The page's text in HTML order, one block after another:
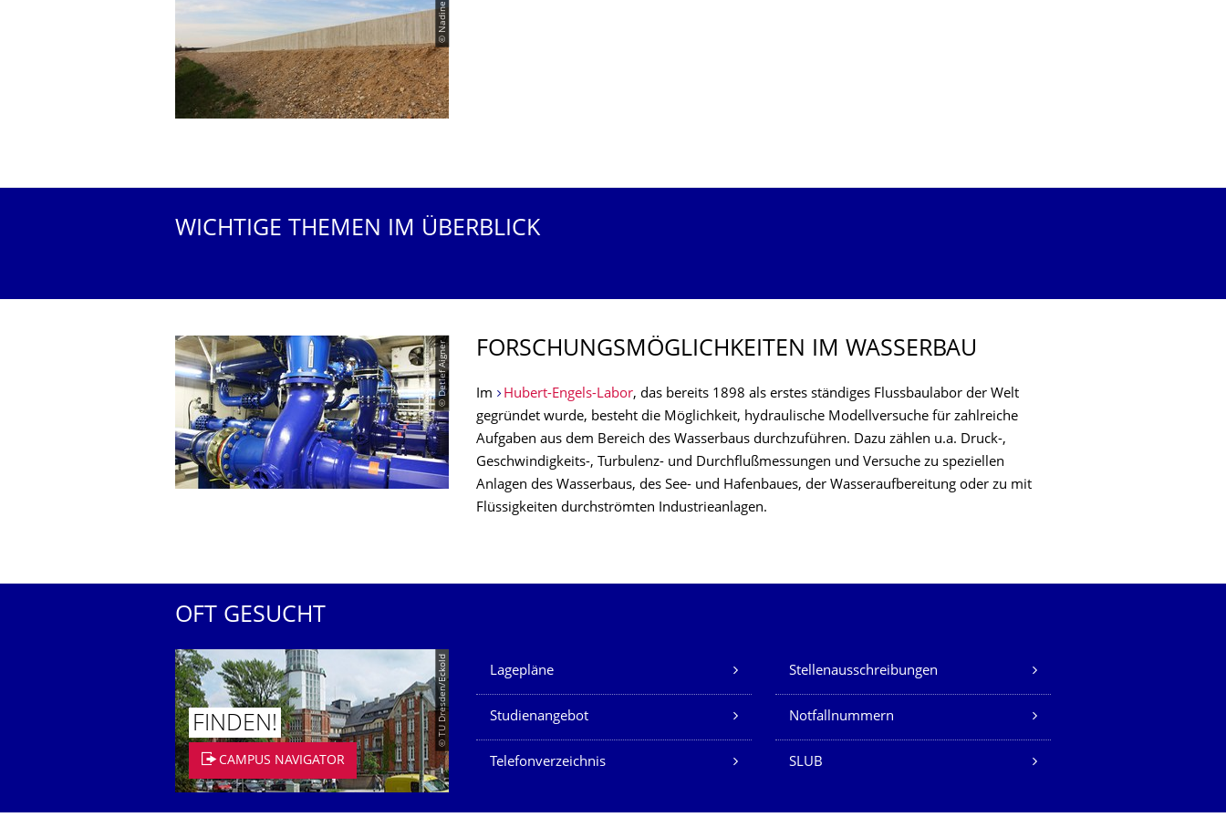
WICHTIGE THEMEN IM ÜBERBLICK
© Detlef Aigner FORSCHUNGSMÖG­LICHKEITEN IM WASSERBAU
Im Hubert-Engels-Labor, das bereits 1898 als erstes ständiges Flussbaulabor der Welt
gegründet wurde, besteht die Möglichkeit, hydraulische Modellversuche für zahlreiche
Aufgaben aus dem Bereich des Wasserbaus durchzuführen. Dazu zählen u.a. Druck-,
Geschwindigkeits-, Turbulenz- und Durchflußmessungen und Versuche zu speziellen
Anlagen des Wasserbaus, des See- und Hafenbaues, der Wasseraufbereitung oder zu mit
Flüssigkeiten durchströmten Industrieanlagen.
OFT GESUCHT
© TU Dresden/Eckold
FINDEN!
CAMPUS NAVIGATOR
Unsere Dienste
Lagepläne Stellenausschreibungen
Studienangebot Notfallnummern
Telefonverzeichnis SLUB